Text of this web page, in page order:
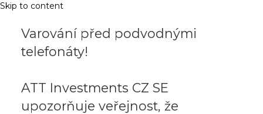
Skip to content
Varování před podvodnými
telefonáty!
ATT Investments CZ SE
upozorňuje veřejnost, že